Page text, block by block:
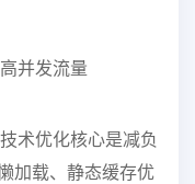
并发流量
术优化核心是减负
加载、静态缓存优